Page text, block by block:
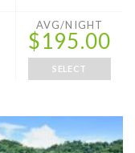
AVG/NIGHT
$195.00
SELECT